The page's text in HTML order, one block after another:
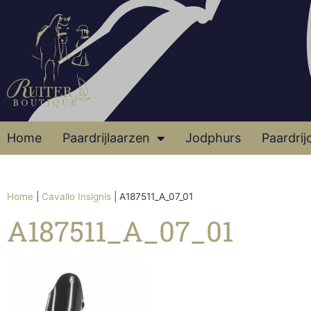
Home Paardrijlaarzen Jodphurs
Home Cavallo Insignis A187511_A_07_01
A187511_A_07_01